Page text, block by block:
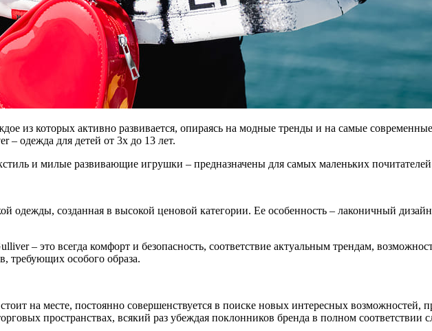
из которых активно развивается, опираясь на модные тренды и на самые
– одежда для детей от 3х до 13 лет.
и милые развивающие игрушки – предназначены для самых маленьких почитателей
одежды, созданная в высокой ценовой категории. Ее особенность – лаконичный
– это всегда комфорт и безопасность, соответствие актуальным трендам,
требующих особого образа.
на месте, постоянно совершенствуется в поиске новых интересных возможностей,
пространствах, всякий раз убеждая поклонников бренда в полном